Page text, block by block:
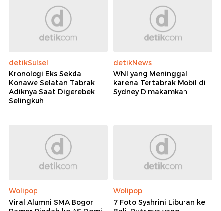
detikSulsel
Kronologi Eks Sekda
Konawe Selatan Tabrak
Adiknya Saat Digerebek
Selingkuh
detikNews
WNI yang Meninggal
karena Tertabrak Mobil di
Sydney Dimakamkan
Wolipop
Viral Alumni SMA Bogor
Wolipop
7 Foto Syahrini Liburan ke